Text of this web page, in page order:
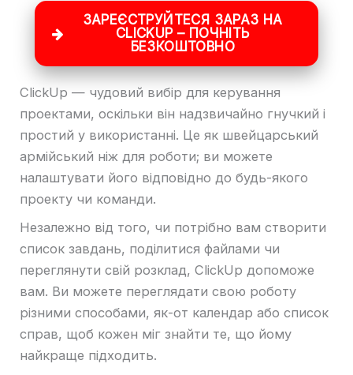
ЗАРЕЄСТРУЙТЕСЯ ЗАРАЗ НА
CLICKUP – ПОЧНІТЬ
БЕЗКОШТОВНО
ClickUp — чудовий вибір для керування
проектами, оскільки він надзвичайно гнучкий і
простий у використанні. Це як швейцарський
армійський ніж для роботи; ви можете
налаштувати його відповідно до будь-якого
проекту чи команди.
Незалежно від того, чи потрібно вам створити
список завдань, поділитися файлами чи
переглянути свій розклад, ClickUp допоможе
вам. Ви можете переглядати свою роботу
різними способами, як-от календар або список
справ, щоб кожен міг знайти те, що йому
найкраще підходить.